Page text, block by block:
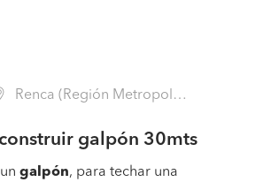
Renca (Región Metropolitana - Santiago)
galpón 30mts
galpón, para techar una